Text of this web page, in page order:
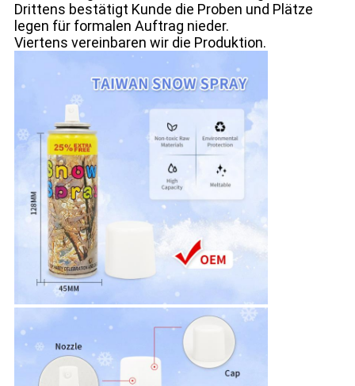
Drittens bestätigt Kunde die Proben und Plätze
legen für formalen Auftrag nieder.
Viertens vereinbaren wir die Produktion.